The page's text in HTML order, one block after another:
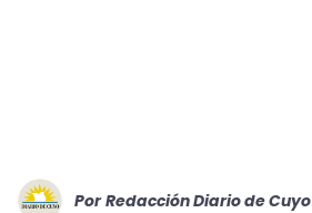
Por Redacción Diario de Cuyo